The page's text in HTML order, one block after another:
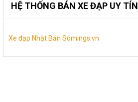
HỆ THỐNG BÁN XE ĐẠP UY TÍN
Xe đạp Nhật Bản Somings.vn